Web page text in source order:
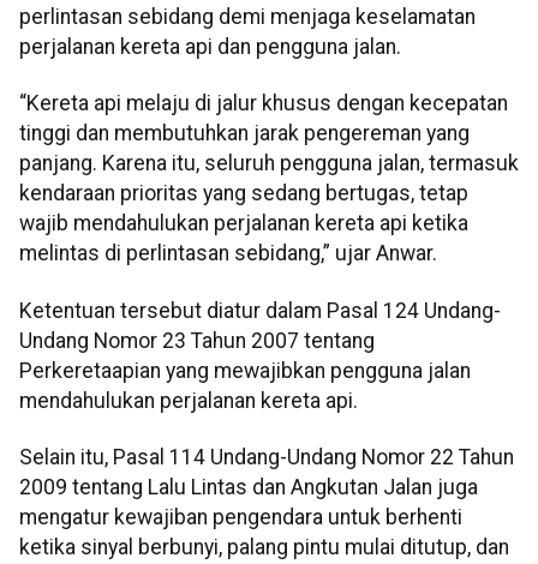
perlintasan sebidang demi menjaga keselamatan
perjalanan kereta api dan pengguna jalan.
“Kereta api melaju di jalur khusus dengan kecepatan
tinggi dan membutuhkan jarak pengereman yang
panjang. Karena itu, seluruh pengguna jalan, termasuk
kendaraan prioritas yang sedang bertugas, tetap
wajib mendahulukan perjalanan kereta api ketika
melintas di perlintasan sebidang,” ujar Anwar.
Ketentuan tersebut diatur dalam Pasal 124 Undang-
Undang Nomor 23 Tahun 2007 tentang
Perkeretaapian yang mewajibkan pengguna jalan
mendahulukan perjalanan kereta api.
Selain itu, Pasal 114 Undang-Undang Nomor 22 Tahun
2009 tentang Lalu Lintas dan Angkutan Jalan juga
mengatur kewajiban pengendara untuk berhenti
ketika sinyal berbunyi, palang pintu mulai ditutup, dan